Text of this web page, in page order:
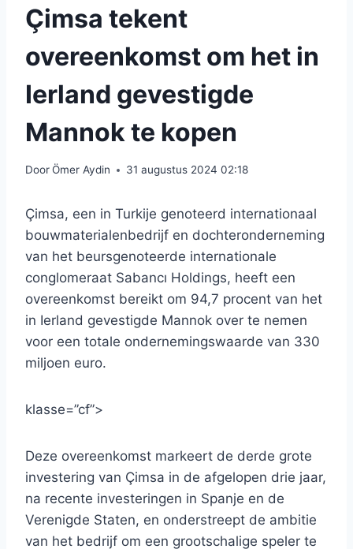
Çimsa tekent
overeenkomst om het in
Ierland gevestigde
Mannok te kopen
DoorÖmer Aydin 31 augustus 2024 02:18
Çimsa, een in Turkije genoteerd internationaal
bouwmaterialenbedrijf en dochteronderneming
van het beursgenoteerde internationale
conglomeraat Sabancı Holdings, heeft een
overeenkomst bereikt om 94,7 procent van het
in Ierland gevestigde Mannok over te nemen
voor een totale ondernemingswaarde van 330
miljoen euro.
klasse=”cf”>
Deze overeenkomst markeert de derde grote
investering van Çimsa in de afgelopen drie jaar,
na recente investeringen in Spanje en de
Verenigde Staten, en onderstreept de ambitie
van het bedrijf om een ​​grootschalige speler te